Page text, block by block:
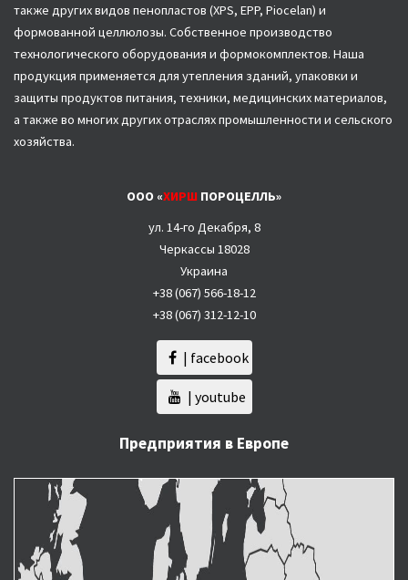
также других видов пенопластов (XPS, EPP, Piocelan) и
формованной целлюлозы. Собственное производство
технологического оборудования и формокомплектов. Наша
продукция применяется для утепления зданий, упаковки и
защиты продуктов питания, техники, медицинских материалов,
а также во многих других отраслях промышленности и сельского
хозяйства.
ООО «ХИРШ ПОРОЦЕЛЛЬ»
ул. 14-го Декабря, 8
Черкассы 18028
Украина
+38 (067) 566-18-12
+38 (067) 312-12-10
| facebook
| youtube
Предприятия в Европе